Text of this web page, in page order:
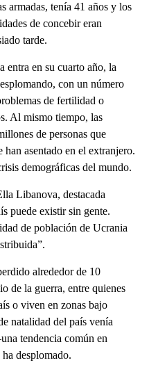
armadas, tenía 41 años y los
de concebir eran
tarde.
entra en su cuarto año, la
con un número
de fertilidad o
Al mismo tiempo, las
de personas que
asentado en el extranjero.
demográficas del mundo.
Libanova, destacada
puede existir sin gente.
de población de Ucrania
alrededor de 10
de la guerra, entre quienes
o viven en zonas bajo
natalidad del país venía
tendencia común en
desplomado.